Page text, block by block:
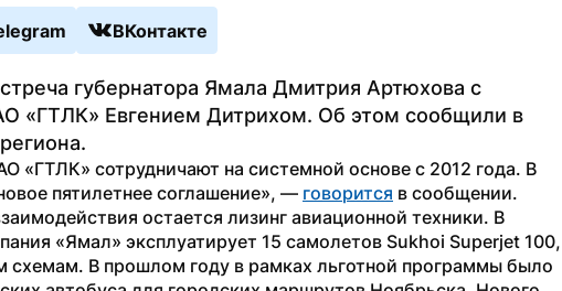
ВКонтакте
губернатора Ямала Дмитрия Артюхова с
«ГТЛК» Евгением Дитрихом. Об этом сообщили в
«ГТЛК» сотрудничают на системной основе с 2012 года. В
пятилетнее соглашение», — говорится в сообщении.
остается лизинг авиационной техники. В
«Ямал» эксплуатирует 15 самолетов Sukhoi Superjet 100,
схемам. В прошлом году в рамках льготной программы было